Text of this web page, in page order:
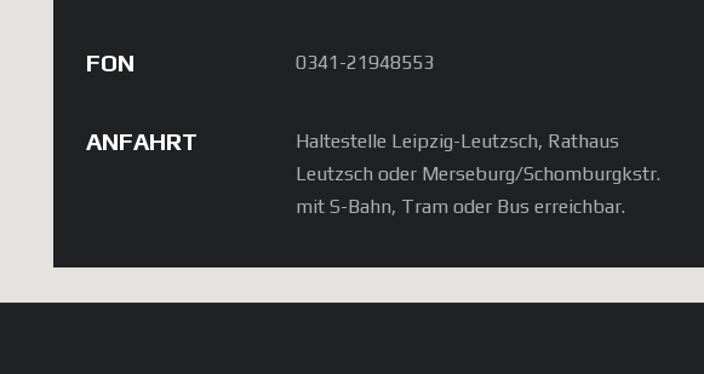
FON 0341-21948553
ANFAHRT
Haltestelle Leipzig-Leutzsch, Rathaus
Leutzsch oder Merseburg/Schomburgkstr.
mit S-Bahn, Tram oder Bus erreichbar.